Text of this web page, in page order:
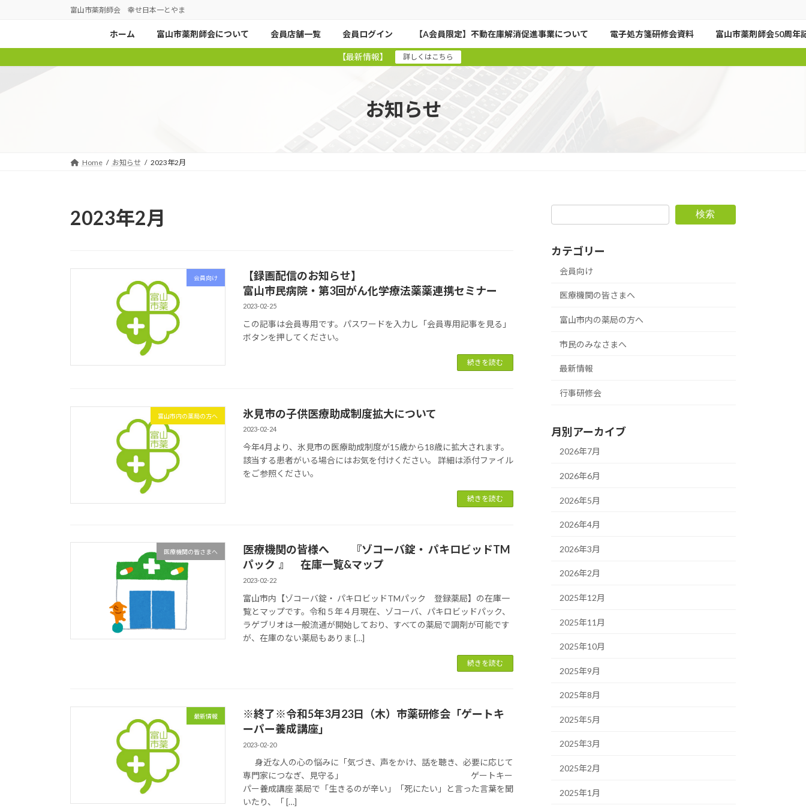
ン
ツ
ー
シ
富山市薬剤師会 幸せ日本一とやま
ホーム 富山市薬剤師会について 会員店舗一覧 会員ログイン 【A会員限定】不動在庫解消促進事業について 電子処方箋研修会資料 富山市薬剤師会50周年
【最新情報】 詳しくはこちら
お知らせ
Home お知らせ 2023年2月
2023年2月
会員向け
【録画配信のお知らせ】
富山市民病院・第3回がん化学療法薬薬連携セミナー
2023-02-25
この記事は会員専用です。パスワードを入力し「会員専用記事を見る」
ボタンを押してください。
続きを読む
富山市内の薬局の方へ 氷見市の子供医療助成制度拡大について
2023-02-24
今年4月より、氷見市の医療助成制度が15歳から18歳に拡大されます。
該当する患者がいる場合にはお気を付けください。 詳細は添付ファイル
をご参照ください。
続きを読む
医療機関の皆さまへ
医療機関の皆様へ 『ゾコーバ錠・ パキロビッドTM
パック 』 在庫一覧&マップ
2023-02-22
富山市内【ゾコーバ錠・ パキロビッドTMパック 登録薬局】の在庫一
覧とマップです。令和５年４月現在、ゾコーバ、パキロビッドパック、
ラゲブリオは一般流通が開始しており、すべての薬局で調剤が可能です
が、在庫のない薬局もありま […]
続きを読む
最新情報
※終了※令和5年3月23日（木）市薬研修会「ゲートキ
ーパー養成講座」
2023-02-20
身近な人の心の悩みに「気づき、声をかけ、話を聴き、必要に応じて
専門家につなぎ、見守る」 ゲートキー
パー養成講座 薬局で「生きるのが辛い」「死にたい」と言った言葉を聞
いたり、「 […]
検索
カテゴリー
会員向け
医療機関の皆さまへ
富山市内の薬局の方へ
市民のみなさまへ
最新情報
行事研修会
月別アーカイブ
2026年7月
2026年6月
2026年5月
2026年4月
2026年3月
2026年2月
2025年12月
2025年11月
2025年10月
2025年9月
2025年8月
2025年5月
2025年3月
2025年2月
2025年1月